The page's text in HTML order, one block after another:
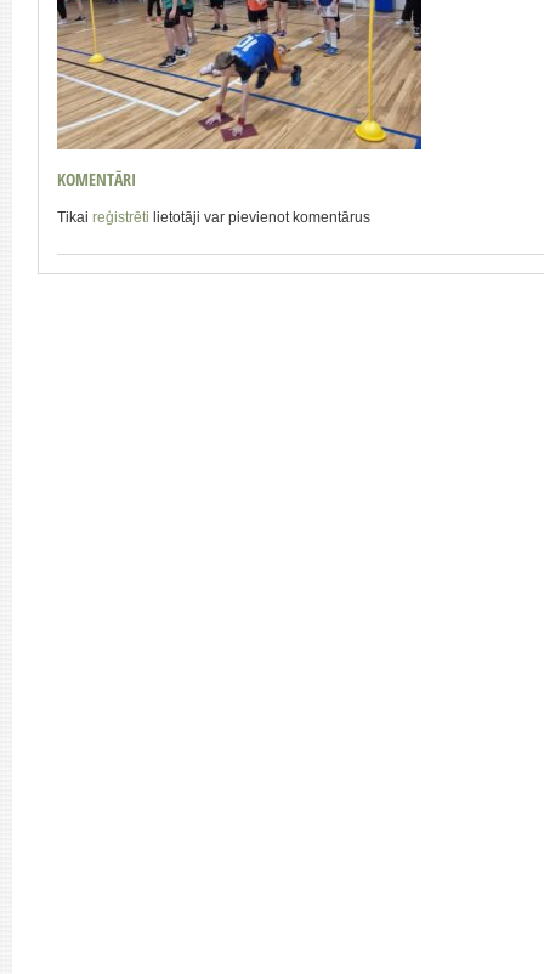
KOMENTĀRI
Tikai reģistrēti lietotāji var pievienot komentārus